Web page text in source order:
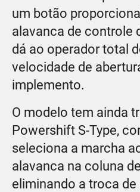
um botão
alavanca de controle
dá ao operador total
velocidade de
implemento.
O modelo tem ainda
Powershift S-Type,
seleciona a marcha
alavanca na coluna
eliminando a troca